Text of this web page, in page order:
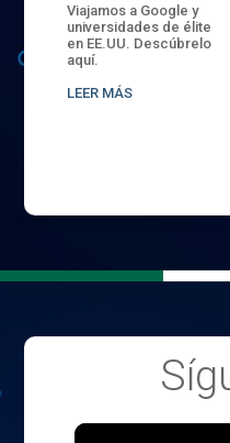
Viajamos a Google y
universidades de élite
en EE.UU. Descúbrelo
aquí.
LEER MÁS